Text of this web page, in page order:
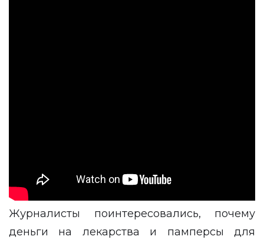
Журналисты поинтересовались, почему
деньги на лекарства и памперсы для